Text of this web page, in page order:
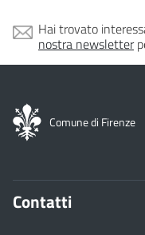
Hai trovato
nostra newsletter
Comune di Firenze
Contatti